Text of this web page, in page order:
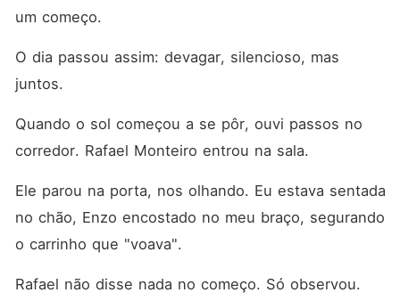
um começo.
O dia passou assim: devagar, silencioso, mas
juntos.
Quando o sol começou a se pôr, ouvi passos no
corredor. Rafael Monteiro entrou na sala.
Ele parou na porta, nos olhando. Eu estava sentada
no chão, Enzo encostado no meu braço, segurando
o carrinho que "voava".
Rafael não disse nada no começo. Só observou.